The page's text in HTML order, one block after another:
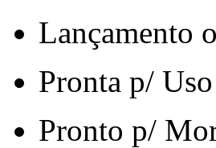
Lançamento
Pronta p/
Pronto p/